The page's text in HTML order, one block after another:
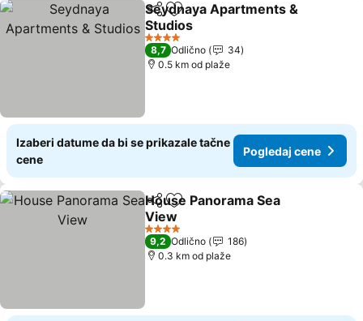
Deli Dodati u favorite
Seydnaya Apartments &
Studios
Pogledaj cene
4 Zvezdice
8,7 Odlično
34
0.5 km od plaže
Izaberi datume da bi se prikazale tačne
cene
Pogledaj cene
Deli Dodati u favorite
House Panorama Sea
View
Pogledaj cene
4 Zvezdice
9,2 Odlično
186
0.3 km od plaže